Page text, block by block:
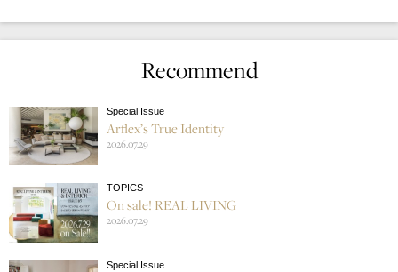
Recommend
Special Issue
Arflex’s True Identity
2026.07.29
TOPICS
On sale! REAL LIVING
2026.07.29
Special Issue